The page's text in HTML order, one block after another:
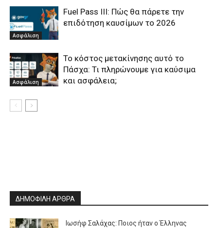
Ασφάλιση
Fuel Pass III: Πώς θα πάρετε την
επιδότηση καυσίμων το 2026
Ασφάλιση
Το κόστος μετακίνησης αυτό το
Πάσχα: Τι πληρώνουμε για καύσιμα
και ασφάλεια;
ΔΗΜΟΦΙΛΗ ΑΡΘΡΑ
Ιωσήφ Σαλάχας: Ποιος ήταν ο Έλληνας